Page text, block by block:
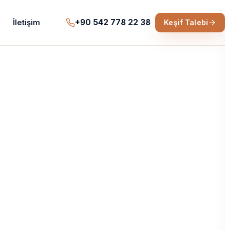
İletişim +90 542 778 22 38 Keşif Talebi